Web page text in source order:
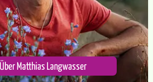
Über Matthias Langwasser